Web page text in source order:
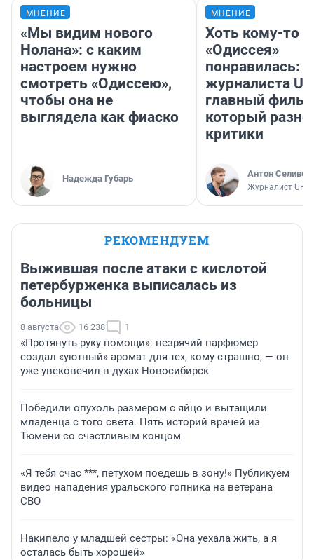
МНЕНИЕ
«Мы видим нового
Нолана»: с каким
настроем нужно
смотреть «Одиссею»,
чтобы она не
выглядела как фиаско
Надежда Губарь
МНЕНИЕ
Хоть кому-то
«Одиссея»
понравилась:
журналиста
главный
который
критики
Антон
Журналист
РЕКОМЕНДУЕМ
Выжившая после атаки с кислотой
петербурженка выписалась из
больницы
8 августа 16 238 1
«Протянуть руку помощи»: незрячий парфюмер
создал «уютный» аромат для тех, кому страшно, — он
уже увековечил в духах Новосибирск
Победили опухоль размером с яйцо и вытащили
младенца с того света. Пять историй врачей из
Тюмени со счастливым концом
«Я тебя счас ***, петухом поедешь в зону!» Публикуем
видео нападения уральского гопника на ветерана
СВО
Накипело у младшей сестры: «Она уехала жить, а я
осталась быть хорошей»